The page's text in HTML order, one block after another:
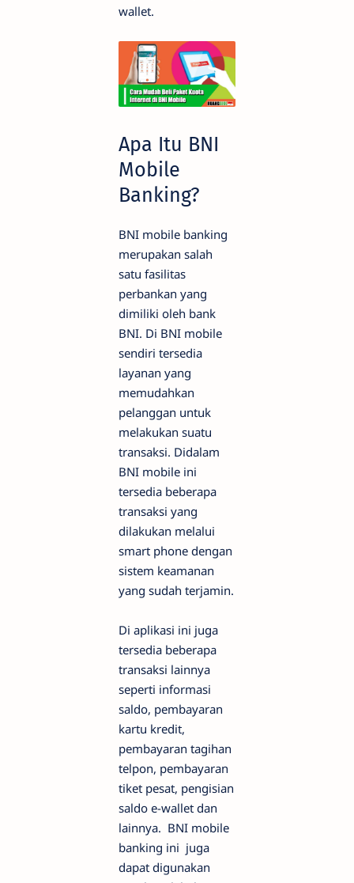
wallet.
Apa Itu BNI
Mobile
Banking?
BNI mobile banking
merupakan salah
satu fasilitas
perbankan yang
dimiliki oleh bank
BNI. Di BNI mobile
sendiri tersedia
layanan yang
memudahkan
pelanggan untuk
melakukan suatu
transaksi. Didalam
BNI mobile ini
tersedia beberapa
transaksi yang
dilakukan melalui
smart phone dengan
sistem keamanan
yang sudah terjamin.
Di aplikasi ini juga
tersedia beberapa
transaksi lainnya
seperti informasi
saldo, pembayaran
kartu kredit,
pembayaran tagihan
telpon, pembayaran
tiket pesat, pengisian
saldo e-wallet dan
lainnya. BNI mobile
banking ini juga
dapat digunakan